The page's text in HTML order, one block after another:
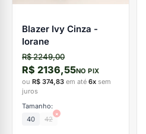
Blazer Ivy Cinza -
Iorane
R$ 2249,00
R$ 2136,55NO PIX
ou R$ 374,83 em até 6x sem
juros
Tamanho:
40
42
×